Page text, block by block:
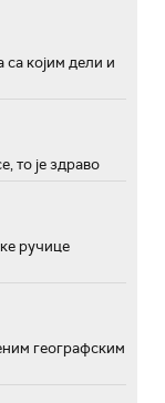
са којим дели и
то је здраво
ручице
географским